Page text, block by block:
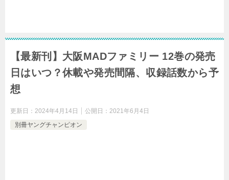
【最新刊】大阪MADファミリー 12巻の発売
日はいつ？休載や発売間隔、収録話数から予
想
更新日： 2024年4月14日 公開日： 2021年6月4日
別冊ヤングチャンピオン